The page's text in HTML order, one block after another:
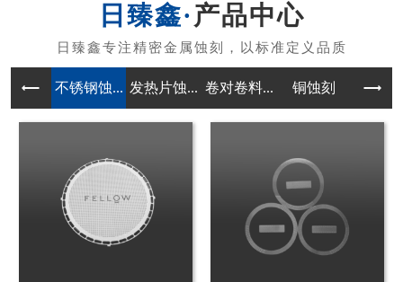
产品中心
不锈钢蚀... 发热片蚀... 卷对卷料... 铜蚀刻